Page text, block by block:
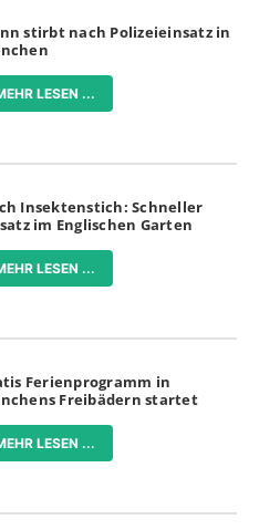
stirbt nach Polizeieinsatz in
LESEN ...
Insektenstich: Schneller
im Englischen Garten
LESEN ...
Ferienprogramm in
Freibädern startet
LESEN ...